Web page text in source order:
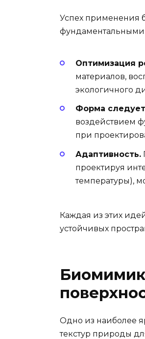
Успех применения
Оптимизация
материалов,
экологичного
Форма
воздействием
при
Адаптивность.
проектируя
температуры),
Каждая из этих
устойчивых
Одно из наиболее
текстур природы